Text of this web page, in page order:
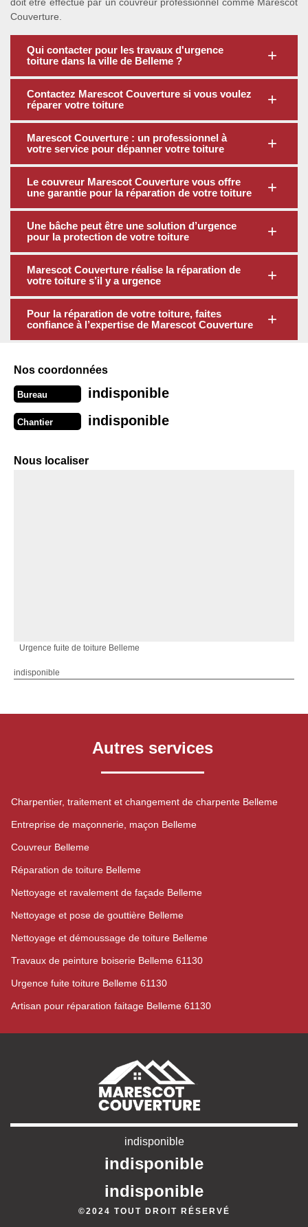
Couverture.
Qui contacter pour les travaux d'urgence
toiture dans la ville de Belleme ?
Contactez Marescot Couverture si vous voulez
réparer votre toiture
Marescot Couverture : un professionnel à
votre service pour dépanner votre toiture
Le couvreur Marescot Couverture vous offre
une garantie pour la réparation de votre toiture
Une bâche peut être une solution d’urgence
pour la protection de votre toiture
Marescot Couverture réalise la réparation de
votre toiture s’il y a urgence
Pour la réparation de votre toiture, faites
confiance à l’expertise de Marescot Couverture
Nos coordonnées
Bureau indisponible
Chantier indisponible
Nous localiser
Urgence fuite de toiture Belleme
indisponible
Autres services
Charpentier, traitement et changement de charpente Belleme
Entreprise de maçonnerie, maçon Belleme
Couvreur Belleme
Réparation de toiture Belleme
Nettoyage et ravalement de façade Belleme
Nettoyage et pose de gouttière Belleme
Nettoyage et démoussage de toiture Belleme
Travaux de peinture boiserie Belleme 61130
Urgence fuite toiture Belleme 61130
Artisan pour réparation faitage Belleme 61130
indisponible
indisponible
indisponible
©2024 TOUT DROIT RÉSERVÉ